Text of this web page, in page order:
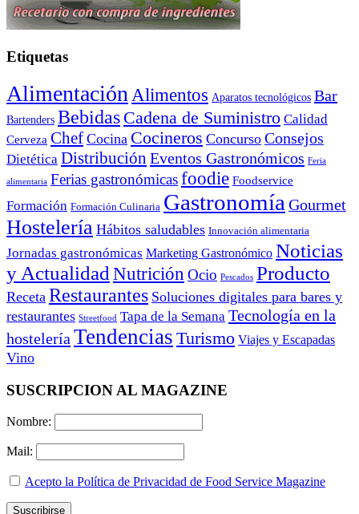
Etiquetas
Alimentación Alimentos Aparatos tecnológicos Bar
Bartenders Bebidas Cadena de Suministro Calidad
Cerveza Chef Cocina Cocineros Concurso Consejos
Dietética Distribución Eventos Gastronómicos Feria
alimentaria Ferias gastronómicasfoodie Foodservice
Formación Formación Culinaria Gastronomía Gourmet
Hostelería Hábitos saludables Innovación alimentaria
Jornadas gastronómicas Marketing Gastronómico Noticias
y Actualidad Nutrición Ocio Pescados Producto
Receta Restaurantes Soluciones digitales para bares y
restaurantes Streetfood Tapa de la Semana Tecnología en la
hostelería Tendencias Turismo Viajes y Escapadas
Vino
SUSCRIPCION AL MAGAZINE
Nombre:
Mail:
Acepto la Política de Privacidad de Food Service Magazine